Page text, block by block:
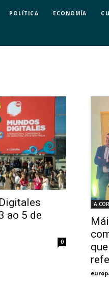
POLÍTICA ECONOMÍA
ao 5 de
0
A